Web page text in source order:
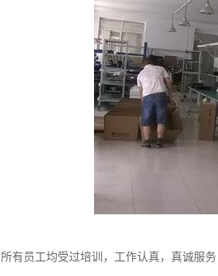
所有员工均受过培训，工作认真，真诚服